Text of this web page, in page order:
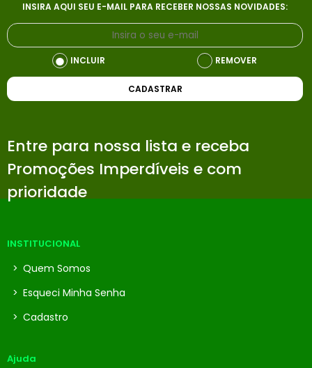
INSIRA AQUI SEU E-MAIL PARA RECEBER NOSSAS NOVIDADES:
INCLUIR REMOVER
CADASTRAR
Entre para nossa lista e receba
Promoções Imperdíveis e com
prioridade
INSTITUCIONAL
> Quem Somos
> Esqueci Minha Senha
> Cadastro
Ajuda